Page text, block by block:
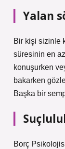
Yalan
Bir kişi sizinle
süresinin en
konuşurken
bakarken
Başka bir
Borç